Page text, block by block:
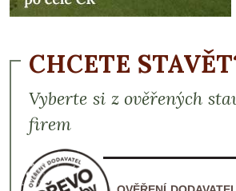
CHCETE
Vyberte si z ověřených
firem